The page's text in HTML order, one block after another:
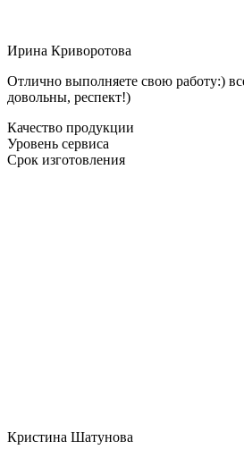
Ирина Криворотова
Отлично выполняете свою работу:)
довольны, респект!)
Качество продукции
Уровень сервиса
Срок изготовления
Кристина Шатунова